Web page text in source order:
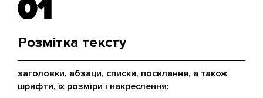
01
01
Розмітка тексту
заголовки, абзаци, списки, посилання, а також
шрифти, їх розміри і накреслення;